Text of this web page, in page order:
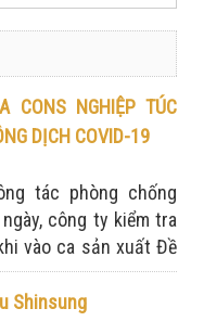
CONS NGHIỆP TÚC
DỊCH COVID-19
tác phòng chống
công ty kiểm tra
vào ca sản xuất Đề
túc - sản xuất tập
Shinsung